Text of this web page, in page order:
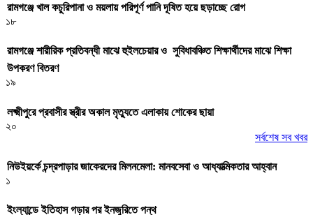
রামগঞ্জে খাল কচুরিপানা ও ময়লায় পরিপূর্ণ পানি দূষিত হয়ে ছড়াচ্ছে রোগ
১৮
রামগঞ্জে শারীরিক প্রতিবন্ধী মাঝে হুইলচেয়ার ও সুবিধাবঞ্চিত শিক্ষার্থীদের মাঝে শিক্ষা
উপকরণ বিতরণ
১৯
লক্ষ্মীপুরে প্রবাসীর স্ত্রীর অকাল মৃত্যুতে এলাকায় শোকের ছায়া
২০
সর্বশেষ সব খবর
নিউইয়র্কে চন্দ্রপাড়ার জাকেরদের মিলনমেলা: মানবসেবা ও আধ্যাত্মিকতার আহ্বান
১
ইংল্যান্ডে ইতিহাস গড়ার পর ইনজুরিতে পন্থ